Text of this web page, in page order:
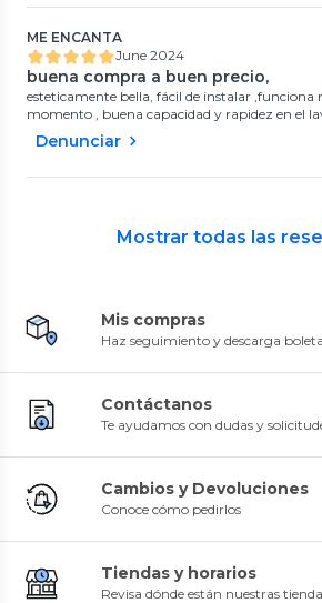
ME ENCANTA
June 2024
buena compra a buen precio,
esteticamente bella, fácil de instalar ,funciona
momento , buena capacidad y rapidez en el
Denunciar
Mostrar todas las
Mis compras
Haz seguimiento y descarga
Contáctanos
Te ayudamos con dudas y
Cambios y Devoluciones
Conoce cómo pedirlos
Tiendas y horarios
Revisa dónde están nuestras